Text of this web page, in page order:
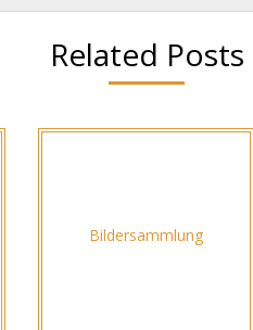
Related Posts
Bildersammlung